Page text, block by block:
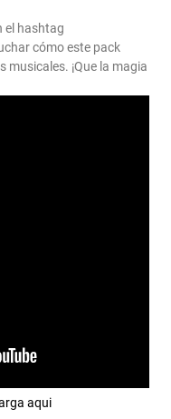
el hashtag
cómo este pack
¡Que la magia
aqui